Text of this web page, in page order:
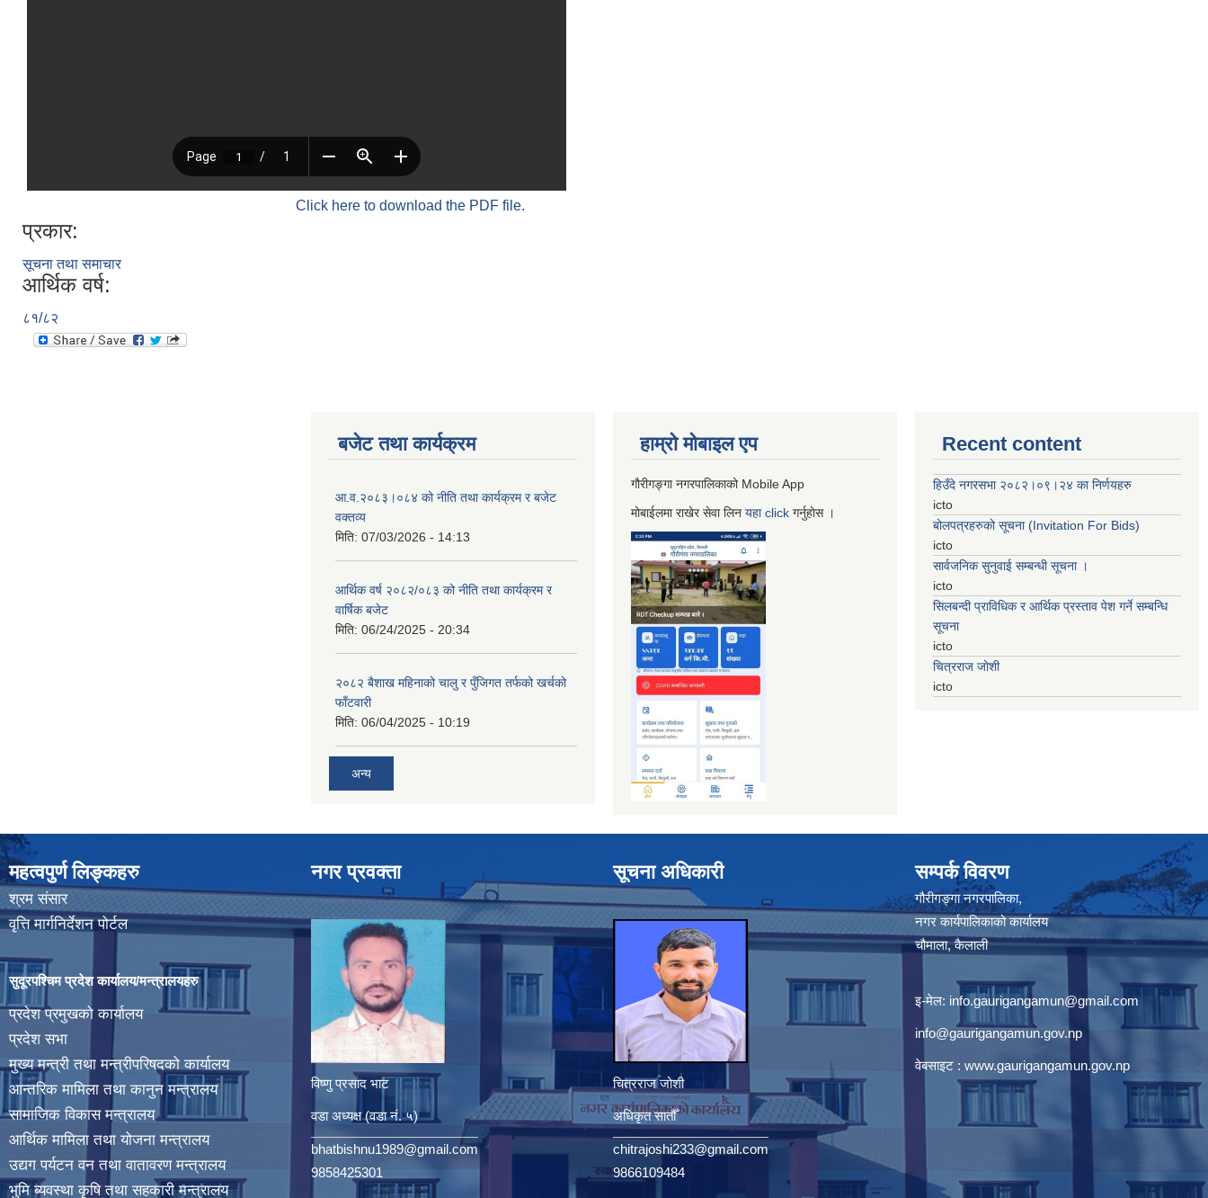
Click here to download the PDF file.
प्रकार:
सूचना तथा समाचार
आर्थिक वर्ष:
८१/८२
बजेट तथा कार्यक्रम
आ.व.२०८३।०८४ को नीति तथा कार्यक्रम र बजेट
वक्तव्य
मिति: 07/03/2026 - 14:13
आर्थिक वर्ष २०८२/०८३ को नीति तथा कार्यक्रम र
वार्षिक बजेट
मिति: 06/24/2025 - 20:34
२०८२ बैशाख महिनाको चालु र पुँजिगत तर्फको खर्चको
फाँटवारी
मिति: 06/04/2025 - 10:19
अन्य
हाम्रो माेबाइल एप
गौरीगङ्गा नगरपालिकाको Mobile App
मोबाईलमा राखेर सेवा लिन यहाclick गर्नुहाेस ।
Recent content
हिउँदे नगरसभा २०८२।०९।२४ का निर्णयहरु
icto
बोलपत्रहरुको सूचना (Invitation For Bids)
icto
सार्वजनिक सुनुवाई सम्बन्धी सूचना ।
icto
सिलबन्दी प्राविधिक र आर्थिक प्रस्ताव पेश गर्ने सम्बन्धि
सूचना
icto
चित्रराज जोशी
icto
महत्वपुर्ण लिङ्कहरु
श्रम संसार
वृत्ति मार्गनिर्देशन पोर्टल
सुदूरपश्चिम प्रदेश कार्यालय/मन्त्रालयहरु
प्रदेश प्रमुखको कार्यालय
प्रदेश सभा
मुख्य मन्त्री तथा मन्त्रीपरिषदको कार्यालय
आन्तरिक मामिला तथा कानुन मन्त्रालय
सामाजिक विकास मन्त्रालय
आर्थिक मामिला तथा योजना मन्त्रालय
उद्यग पर्यटन वन तथा वातावरण मन्त्रालय
भुमि ब्यवस्था कृषि तथा सहकारी मन्त्रालय
नगर प्रवक्ता
विष्णु प्रसाद भाट
वडा अध्यक्ष (वडा नं. ५)
bhatbishnu1989@gmail.com
9858425301
सूचना अधिकारी
चित्रराज जोशी
अधिकृत सातौँ
chitrajoshi233@gmail.com
9866109484
सम्पर्क विवरण
गौरीगङ्गा नगरपालिका,
नगर कार्यपालिकाको कार्यालय
चौमाला, कैलाली
इ-मेल: info.gaurigangamun@gmail.com
info@gaurigangamun.gov.np
वेबसाइट : www.gaurigangamun.gov.np